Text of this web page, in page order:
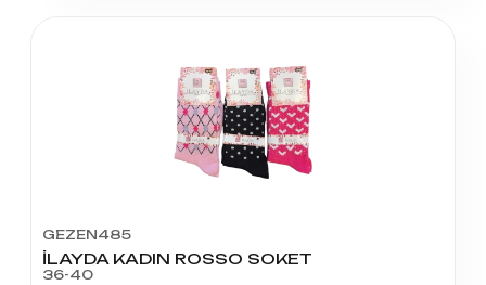
GEZEN485
İLAYDA KADIN ROSSO SOKET
36-40